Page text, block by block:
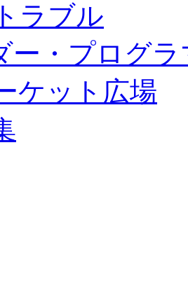
ラブル
ー・プログラ
ケット広場